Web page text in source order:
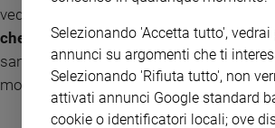
vedere la prima donna, Tina Anselmi,
che ministro!Grazie alla sua riforma che
sanitario nazionale l’Italia è divenuto il
mondo per aspettativa di vita.
Selezionando 'Accetta tutto',
annunci su argomenti che ti
Selezionando 'Rifiuta tutto', non
attivati annunci Google standard
cookie o identificatori locali; ove